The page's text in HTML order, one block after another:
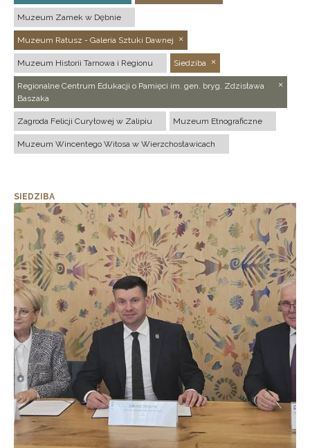
Muzeum Zamek w Dębnie
Muzeum Ratusz - Galeria Sztuki Dawnej
Muzeum Historii Tarnowa i Regionu Siedziba
Regionalne Centrum Edukacji o Pamięci im. gen. bryg. Zdzisława
Baszaka
Zagroda Felicji Curyłowej w Zalipiu Muzeum Etnograficzne
Muzeum Wincentego Witosa w Wierzchosławicach
SIEDZIBA